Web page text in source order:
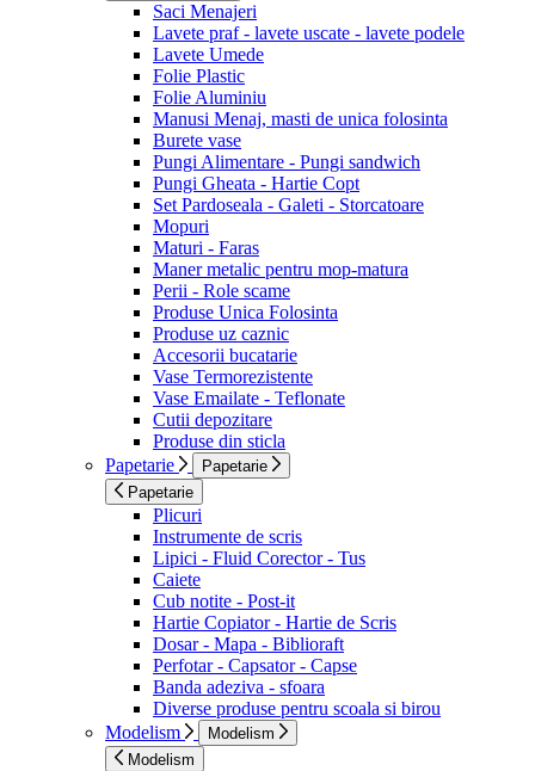
Saci Menajeri
Lavete praf - lavete uscate - lavete podele
Lavete Umede
Folie Plastic
Folie Aluminiu
Manusi Menaj, masti de unica folosinta
Burete vase
Pungi Alimentare - Pungi sandwich
Pungi Gheata - Hartie Copt
Set Pardoseala - Galeti - Storcatoare
Mopuri
Maturi - Faras
Maner metalic pentru mop-matura
Perii - Role scame
Produse Unica Folosinta
Produse uz caznic
Accesorii bucatarie
Vase Termorezistente
Vase Emailate - Teflonate
Cutii depozitare
Produse din sticla
Papetarie
Papetarie
Papetarie
Plicuri
Instrumente de scris
Lipici - Fluid Corector - Tus
Caiete
Cub notite - Post-it
Hartie Copiator - Hartie de Scris
Dosar - Mapa - Biblioraft
Perfotar - Capsator - Capse
Banda adeziva - sfoara
Diverse produse pentru scoala si birou
Modelism
Modelism
Modelism